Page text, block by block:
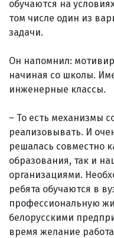
обучаются на
том числе один из
задачи.
Он напомнил:
начиная со школы.
инженерные классы.
– То есть механизмы
реализовывать. И
решалась совместно
образования, так и
организациями.
ребята обучаются в
профессиональную
белорусскими
время желание